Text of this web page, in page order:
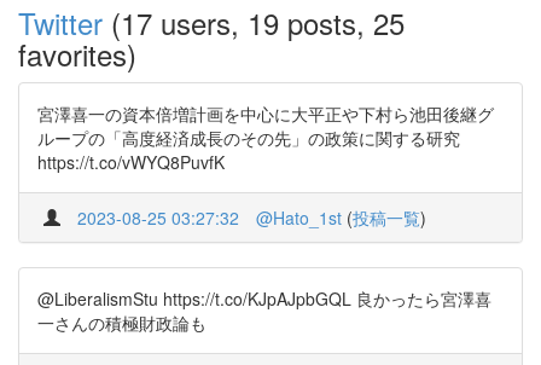
Twitter (17 users, 19 posts, 25
favorites)
宮澤喜一の資本倍増計画を中心に大平正や下村ら池田後継グ
ループの「高度経済成長のその先」の政策に関する研究
https://t.co/vWYQ8PuvfK
2023-08-25 03:27:32 @Hato_1st (投稿一覧)
@LiberalismStu https://t.co/KJpAJpbGQL 良かったら宮澤喜
一さんの積極財政論も